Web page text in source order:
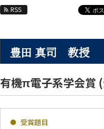
RSS
豊田 真司 教授
有機π電子系学会賞
受賞題目